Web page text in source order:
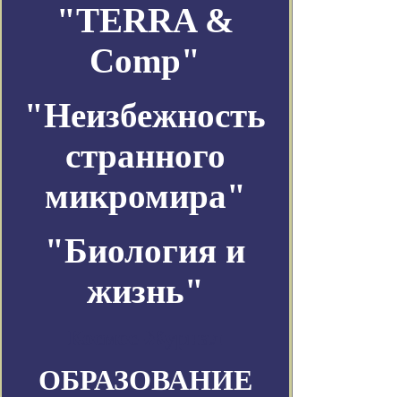
"TERRA &
Comp"
"Неизбежность
странного
микромира"
"Биология и
жизнь"
ОБРАЗОВАНИЕ